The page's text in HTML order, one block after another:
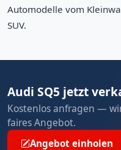
Automodelle vom
SUV.
Audi SQ5 jetzt
Kostenlos anfragen —
faires Angebot.
Angebot einholen